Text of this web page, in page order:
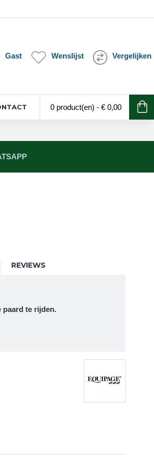
Gast Wenslijst Vergelijken
0 product(en) - € 0,00
REVIEWS
paard te rijden.